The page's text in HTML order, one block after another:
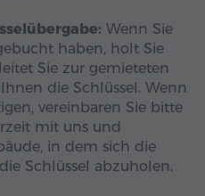
Wenn Sie
haben, holt Sie
Sie zur gemieteten
die Schlüssel. Wenn
vereinbaren Sie bitte
mit uns und
in dem sich die
Schlüssel abzuholen.